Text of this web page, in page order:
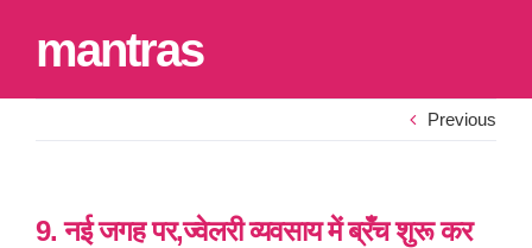
mantras
Previous
9. नई जगह पर,ज्वेलरी व्यवसाय में ब्रँच शुरू कर